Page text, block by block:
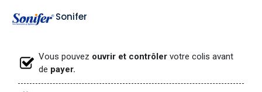
Sonifer
Vous pouvez ouvrir et contrôler votre colis avant
de payer.